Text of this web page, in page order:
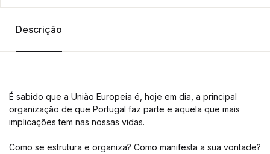
Descrição
É sabido que a União Europeia é, hoje em dia, a principal
organização de que Portugal faz parte e aquela que mais
implicações tem nas nossas vidas.
Como se estrutura e organiza? Como manifesta a sua vontade?